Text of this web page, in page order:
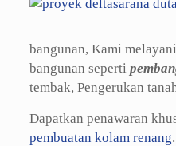
bangunan, Kami
bangunan seperti
tembak, Pengerukan
Dapatkan penawaran
pembuatan kolam renang.